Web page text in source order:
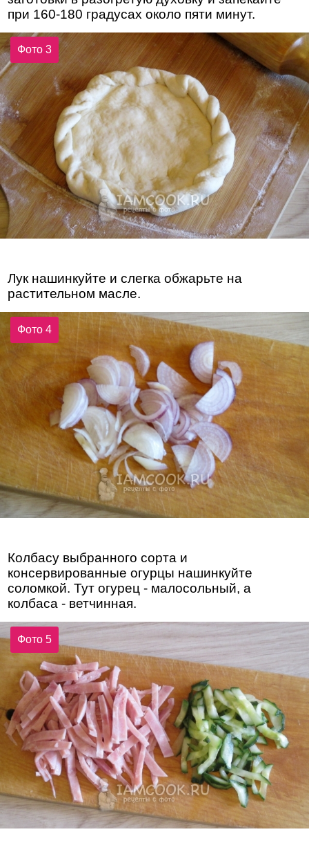
при 160-180 градусах около пяти минут.
Фото 3
Лук нашинкуйте и слегка обжарьте на
растительном масле.
Фото 4
Колбасу выбранного сорта и
консервированные огурцы нашинкуйте
соломкой. Тут огурец - малосольный, а
колбаса - ветчинная.
Фото 5